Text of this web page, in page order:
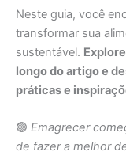
Neste guia, você
transformar sua
sustentável.
longo do artigo e
práticas e
🟢 Emagrecer
de fazer a melhor